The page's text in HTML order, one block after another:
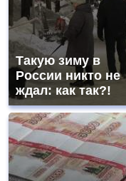
Такую зиму в
России никто не
ждал: как так?!